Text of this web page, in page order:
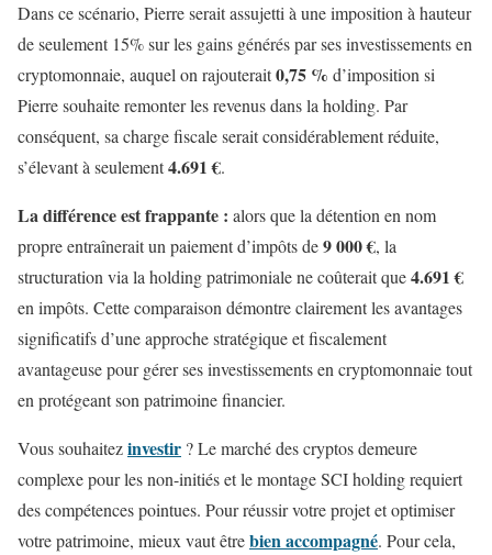
Dans ce scénario, Pierre serait assujetti à une imposition à hauteur
de seulement 15% sur les gains générés par ses investissements en
cryptomonnaie, auquel on rajouterait0,75 % d’imposition si
Pierre souhaite remonter les revenus dans la holding. Par
conséquent, sa charge fiscale serait considérablement réduite,
s’élevant à seulement4.691 €.
La différence est frappante : alors que la détention en nom
propre entraînerait un paiement d’impôts de9 000 €, la
structuration via la holding patrimoniale ne coûterait que4.691 €
en impôts. Cette comparaison démontre clairement les avantages
significatifs d’une approche stratégique et fiscalement
avantageuse pour gérer ses investissements en cryptomonnaie tout
en protégeant son patrimoine financier.
Vous souhaitezinvestir ? Le marché des cryptos demeure
complexe pour les non-initiés et le montage SCI holding requiert
des compétences pointues. Pour réussir votre projet et optimiser
votre patrimoine, mieux vaut êtrebien accompagné. Pour cela,